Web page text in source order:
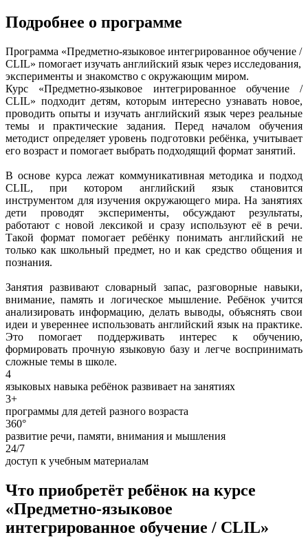
Подробнее о программе
Программа «Предметно-языковое интегрированное обучение /
CLIL» помогает изучать английский язык через исследования,
эксперименты и знакомство с окружающим миром.
Курс «Предметно-языковое интегрированное обучение /
CLIL» подходит детям, которым интересно узнавать новое,
проводить опыты и изучать английский язык через реальные
темы и практические задания. Перед началом обучения
методист определяет уровень подготовки ребёнка, учитывает
его возраст и помогает выбрать подходящий формат занятий.
В основе курса лежат коммуникативная методика и подход
CLIL, при котором английский язык становится
инструментом для изучения окружающего мира. На занятиях
дети проводят эксперименты, обсуждают результаты,
работают с новой лексикой и сразу используют её в речи.
Такой формат помогает ребёнку понимать английский не
только как школьный предмет, но и как средство общения и
познания.
Занятия развивают словарный запас, разговорные навыки,
внимание, память и логическое мышление. Ребёнок учится
анализировать информацию, делать выводы, объяснять свои
идеи и увереннее использовать английский язык на практике.
Это помогает поддерживать интерес к обучению,
формировать прочную языковую базу и легче воспринимать
сложные темы в школе.
4
языковых навыка ребёнок развивает на занятиях
3+
программы для детей разного возраста
360°
развитие речи, памяти, внимания и мышления
24/7
доступ к учебным материалам
Что приобретёт ребёнок на курсе
«Предметно-языковое
интегрированное обучение / CLIL»